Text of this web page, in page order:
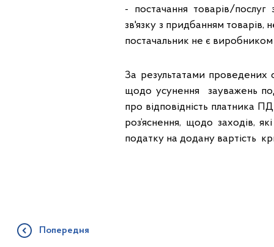
- постачання товарiв/
зв'язку з придбанням товарiв,
постачальник не є
За результатами проведених
щодо усунення зауважень
про відповідність платника
роз’яснення, щодо заходів,
податку на додану вартість
Попередня